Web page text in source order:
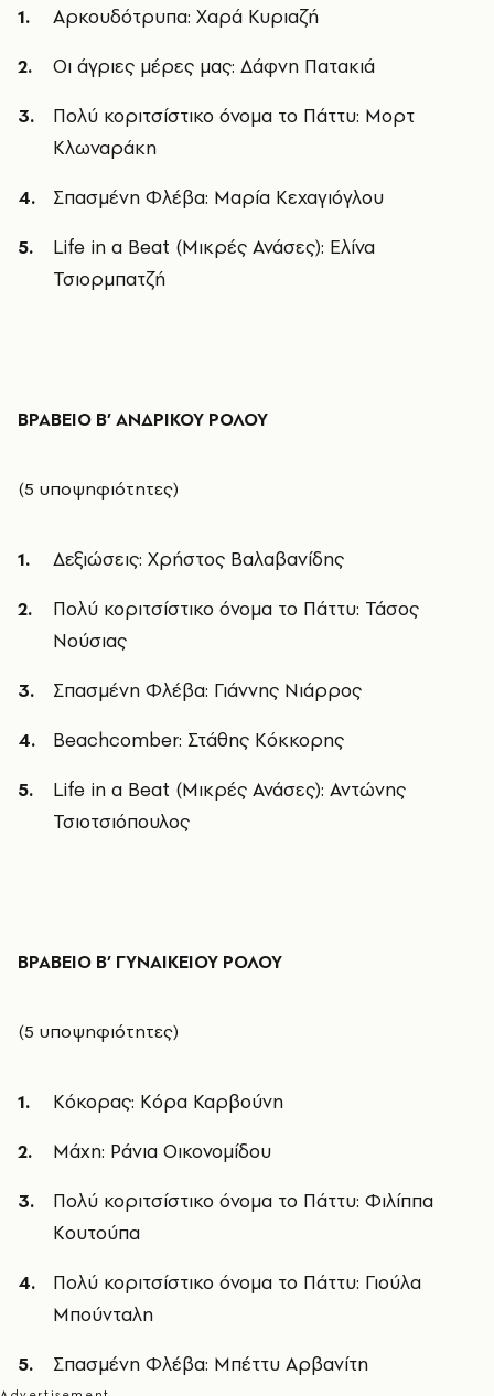
Αρκουδότρυπα: Χαρά Κυριαζή
Οι άγριες μέρες μας: Δάφνη Πατακιά
Πολύ κοριτσίστικο όνομα το Πάττυ: Μορτ
Κλωναράκη
Σπασμένη Φλέβα: Μαρία Κεχαγιόγλου
Life in a Beat (Μικρές Ανάσες): Ελίνα
Τσιορμπατζή
ΒΡΑΒΕΙΟ Β’ ΑΝΔΡΙΚΟΥ ΡΟΛΟΥ
(5 υποψηφιότητες)
Δεξιώσεις: Χρήστος Βαλαβανίδης
Πολύ κοριτσίστικο όνομα το Πάττυ: Τάσος
Νούσιας
Σπασμένη Φλέβα: Γιάννης Νιάρρος
Beachcomber: Στάθης Κόκκορης
Life in a Beat (Μικρές Ανάσες): Αντώνης
Τσιοτσιόπουλος
ΒΡΑΒΕΙΟ Β’ ΓΥΝΑΙΚΕΙΟΥ ΡΟΛΟΥ
(5 υποψηφιότητες)
Κόκορας: Κόρα Καρβούνη
Μάχη: Ράνια Οικονομίδου
Πολύ κοριτσίστικο όνομα το Πάττυ: Φιλίππα
Κουτούπα
Πολύ κοριτσίστικο όνομα το Πάττυ: Γιούλα
Μπούνταλη
Σπασμένη Φλέβα: Μπέττυ Αρβανίτη